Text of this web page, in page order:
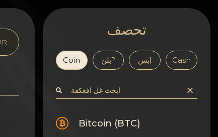
تحصف
Coin بلن? إبس Cash
Bitcoin (BTC)